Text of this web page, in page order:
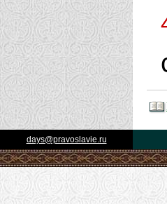
days@pravoslavie.ru